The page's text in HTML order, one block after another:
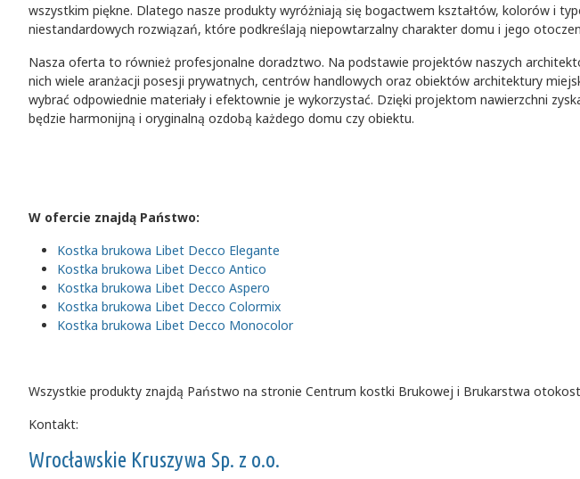
wszystkim piękne. Dlatego nasze produkty wyróżniają się bogactwem kształtów, kolorów i
niestandardowych rozwiązań, które podkreślają niepowtarzalny charakter domu i jego
Nasza oferta to również profesjonalne doradztwo. Na podstawie projektów naszych
nich wiele aranżacji posesji prywatnych, centrów handlowych oraz obiektów architektury
wybrać odpowiednie materiały i efektownie je wykorzystać. Dzięki projektom nawierzchni
będzie harmonijną i oryginalną ozdobą każdego domu czy obiektu.
W ofercie znajdą Państwo:
Kostka brukowa Libet Decco Elegante
Kostka brukowa Libet Decco Antico
Kostka brukowa Libet Decco Aspero
Kostka brukowa Libet Decco Colormix
Kostka brukowa Libet Decco Monocolor
Wszystkie produkty znajdą Państwo na stronie Centrum kostki Brukowej i Brukarstwa
Kontakt:
Wrocławskie Kruszywa Sp. z o.o.